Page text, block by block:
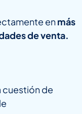
enmás
de venta.
cuestión de